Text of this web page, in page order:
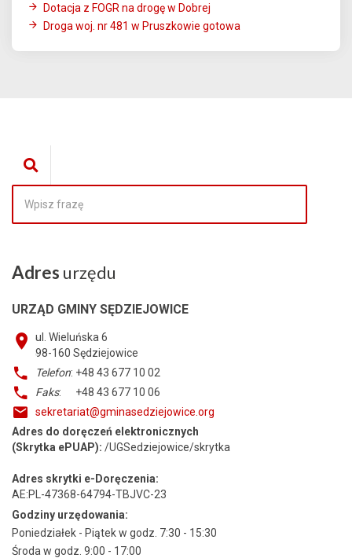
Dotacja z FOGR na drogę w Dobrej
Droga woj. nr 481 w Pruszkowie gotowa
Adres urzędu
URZĄD GMINY SĘDZIEJOWICE
ul. Wieluńska 6
98-160 Sędziejowice
Telefon: +48 43 677 10 02
Faks: +48 43 677 10 06
sekretariat@gminasedziejowice.org
Adres do doręczeń elektronicznych
(Skrytka ePUAP): /UGSedziejowice/skrytka
Adres skrytki e-Doręczenia:
AE:PL-47368-64794-TBJVC-23
Godziny urzędowania:
Poniedziałek - Piątek w godz. 7:30 - 15:30
Środa w godz. 9:00 - 17:00